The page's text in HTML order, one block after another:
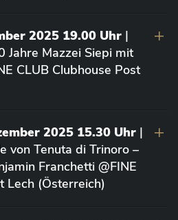
2025 19.00 Uhr |
Jahre Mazzei Siepi mit
CLUB Clubhouse Post
2025 15.30 Uhr |
von Tenuta di Trinoro –
Franchetti @FINE
Lech (Österreich)